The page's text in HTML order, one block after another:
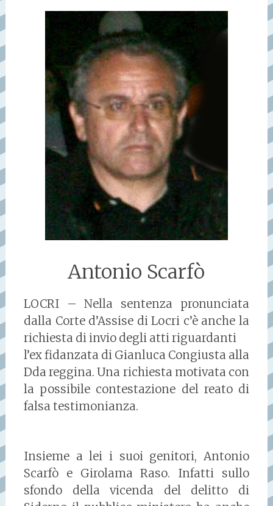
Antonio Scarfò
LOCRI – Nella sentenza pronunciata
dalla Corte d’Assise di Locri c’è anche la
richiesta di invio degli atti riguardanti
l’ex fidanzata di Gianluca Congiusta alla
Dda reggina. Una richiesta motivata con
la possibile contestazione del reato di
falsa testimonianza.
Insieme a lei i suoi genitori, Antonio
Scarfò e Girolama Raso. Infatti sullo
sfondo della vicenda del delitto di